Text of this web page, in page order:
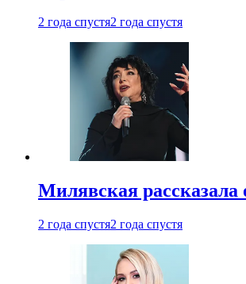
2 года спустя2 года спустя
Милявская рассказала
2 года спустя2 года спустя